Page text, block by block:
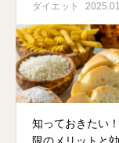
ダイエット
知っておきたい